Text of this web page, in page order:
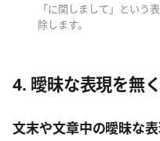
「に関しまして」という
除します。
4. 曖昧な表現を無
文末や文章中の曖昧な